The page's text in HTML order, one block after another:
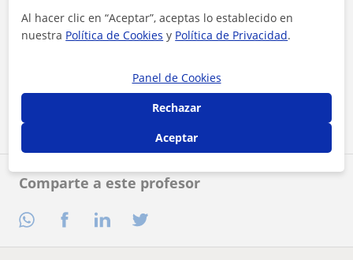
Comparte a este profesor
Contactar ahora
Al hacer clic en “Aceptar”, aceptas lo establecido en
nuestra Política de Cookies y Política de Privacidad.
Panel de Cookies
Rechazar
Aceptar